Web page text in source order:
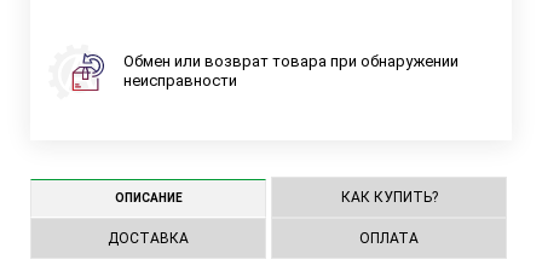
Обмен или возврат товара при обнаружении
неисправности
ОПИСАНИЕ КАК КУПИТЬ?
ДОСТАВКА ОПЛАТА